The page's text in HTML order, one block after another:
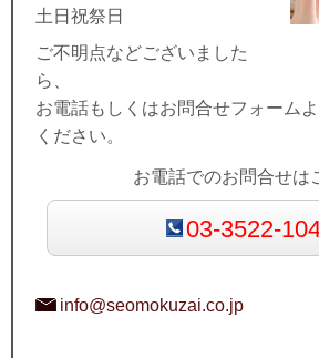
土日祝祭日
ご不明点などございました
ら、
お電話もしくはお問合せフォーム
ください。
お電話でのお問合せは
03-3522-
info@seomokuzai.co.jp